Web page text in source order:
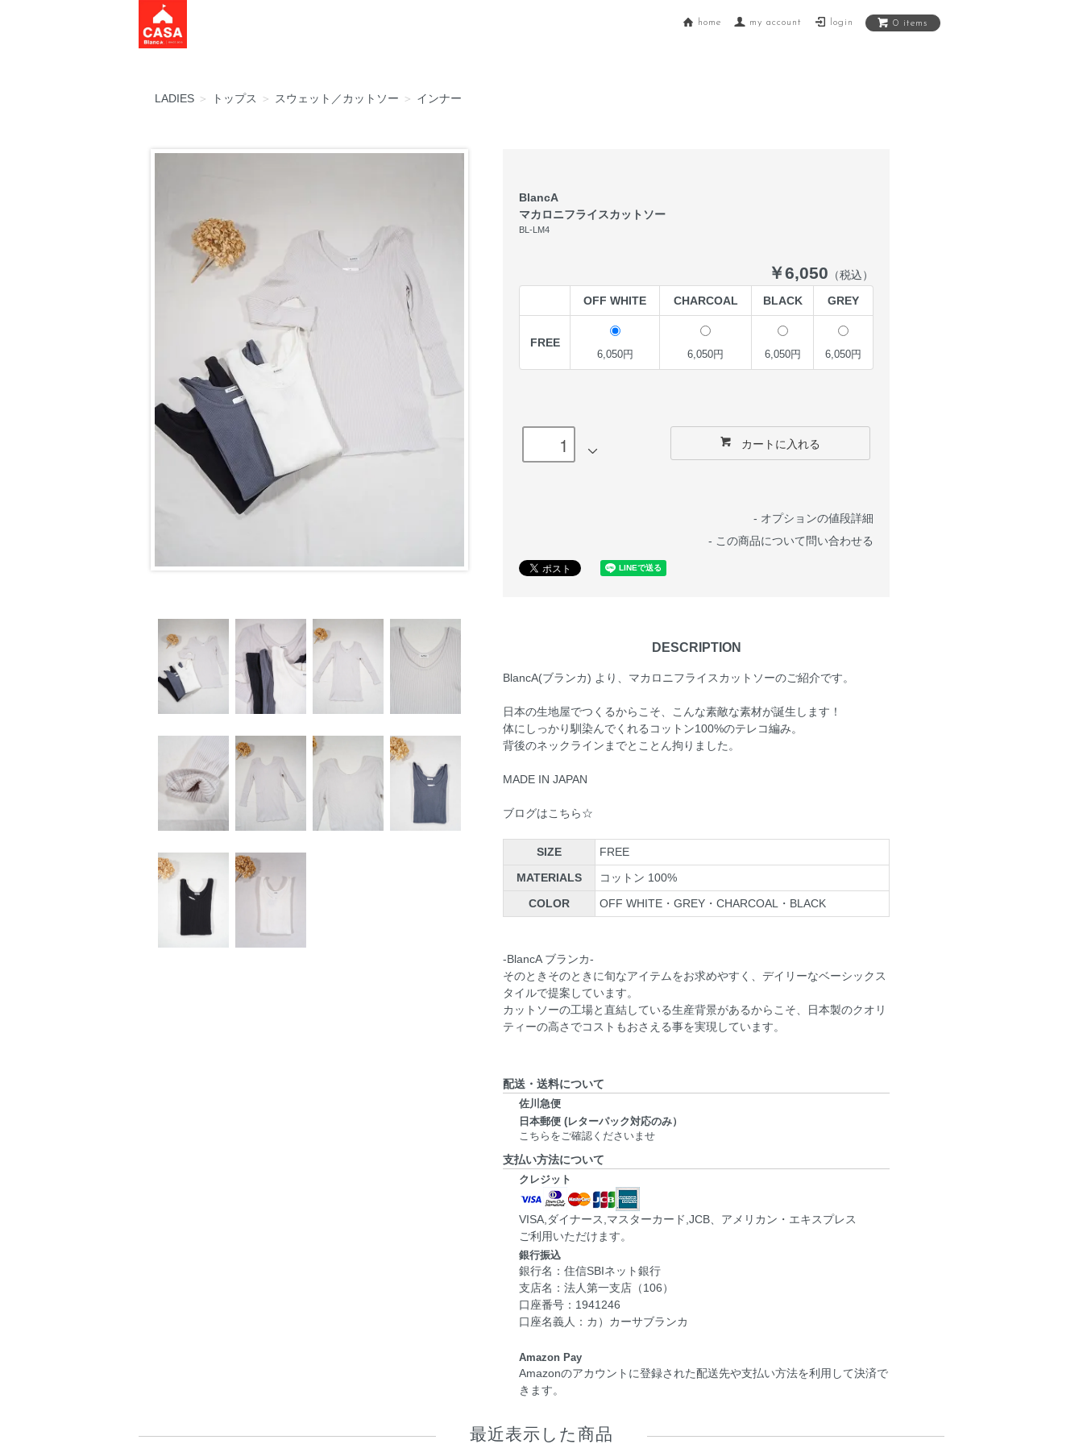
home my account login 0 items
LADIES ＞ トップス ＞ スウェット／カットソー ＞ インナー
BlancA
マカロニフライスカットソー
BL-LM4
￥6,050 （税込）
OFF WHITE
CHARCOAL BLACK GREY
FREE
6,050円 6,050円 6,050円 6,050円
カートに入れる
- オプションの値段詳細
- この商品について問い合わせる
DESCRIPTION
BlancA(ブランカ) より、マカロニフライスカットソーのご紹介です。
日本の生地屋でつくるからこそ、こんな素敵な素材が誕生します！
体にしっかり馴染んでくれるコットン100%のテレコ編み。
背後のネックラインまでとことん拘りました。
MADE IN JAPAN
ブログはこちら☆
SIZE
FREE
MATERIALS
コットン 100%
COLOR
OFF WHITE・GREY・CHARCOAL・BLACK
-BlancA ブランカ-
そのときそのときに旬なアイテムをお求めやすく、デイリーなベーシックス
タイルで提案しています。
カットソーの工場と直結している生産背景があるからこそ、日本製のクオリ
ティーの高さでコストもおさえる事を実現しています。
配送・送料について
佐川急便
日本郵便 (レターパック対応のみ）
こちらをご確認くださいませ
支払い方法について
クレジット
VISA,ダイナース,マスターカード,JCB、アメリカン・エキスプレス
ご利用いただけます。
銀行振込
銀行名：住信SBIネット銀行
支店名：法人第一支店（106）
口座番号：1941246
口座名義人：カ）カーサブランカ
Amazon Pay
Amazonのアカウントに登録された配送先や支払い方法を利用して決済で
きます。
最近表示した商品